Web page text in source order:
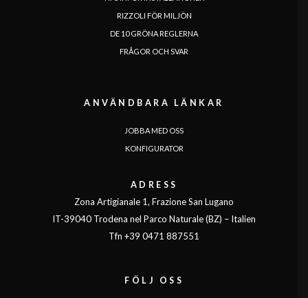
RIZZOLI FÖR MILJÖN
DE 10 GRÖNA REGLERNA
FRÅGOR OCH SVAR
ANVÄNDBARA LÄNKAR
JOBBA MED OSS
KONFIGURATOR
ADRESS
Zona Artigianale 1, Frazione San Lugano
IT-39040 Trodena nel Parco Naturale (BZ) – Italien
Tfn +39 0471 887551
FÖLJ OSS